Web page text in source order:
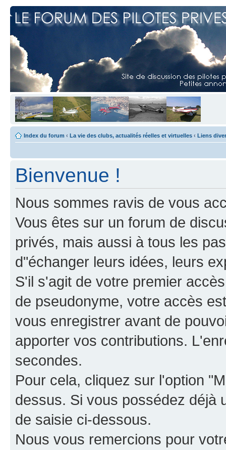
Index du forum ‹ La vie des clubs, actualités réelles et virtuelles ‹ Liens
Bienvenue !
Nous sommes ravis de vous
Vous êtes sur un forum de
privés, mais aussi à tous les
d"échanger leurs idées, leurs
S'il s'agit de votre premier
de pseudonyme, votre accès
vous enregistrer avant de
apporter vos contributions.
secondes.
Pour cela, cliquez sur l'option
dessus. Si vous possédez déjà
de saisie ci-dessous.
Nous vous remercions pour